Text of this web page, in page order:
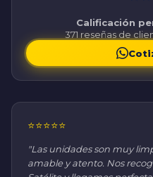
Calificación
371 reseñas de
⭐⭐⭐⭐⭐
"Las unidades son muy
amable y atento. Nos